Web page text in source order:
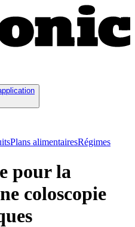
Plans alimentairesRégimes
pour la
coloscopie